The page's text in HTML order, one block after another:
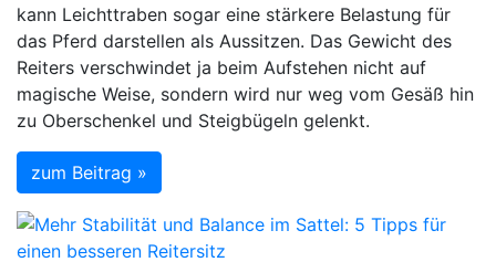
kann Leichttraben sogar eine stärkere Belastung für
das Pferd darstellen als Aussitzen. Das Gewicht des
Reiters verschwindet ja beim Aufstehen nicht auf
magische Weise, sondern wird nur weg vom Gesäß hin
zu Oberschenkel und Steigbügeln gelenkt.
zum Beitrag »